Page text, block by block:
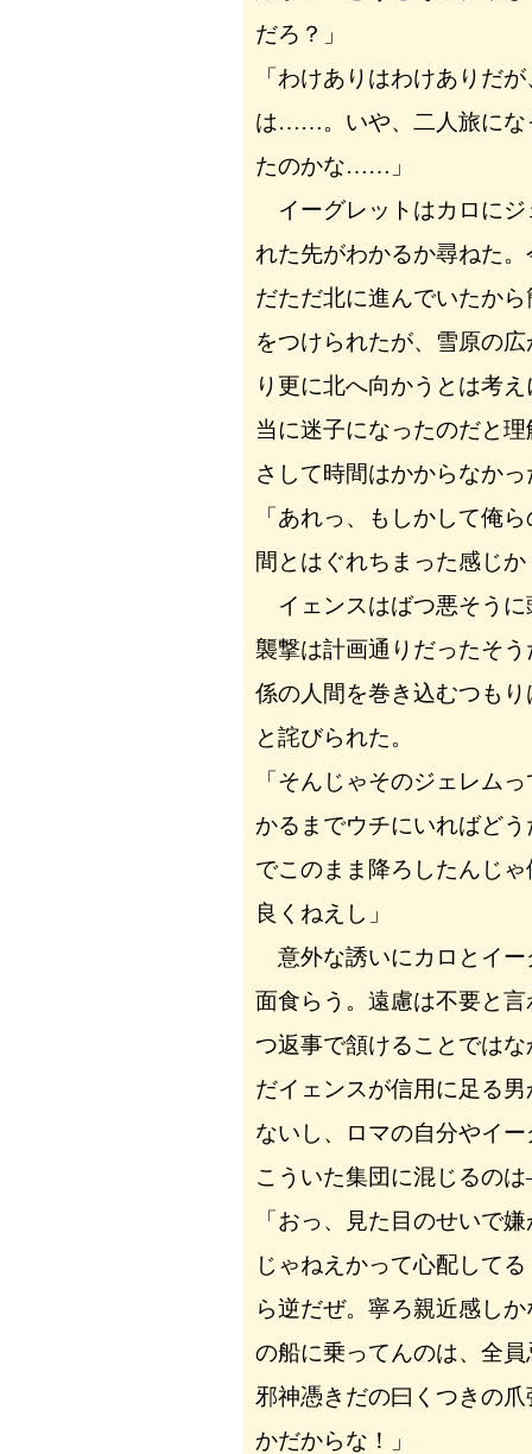
だろ？」
「わけありはわけありだ
は……。いや、二人旅にな
たのかな……」
イーグレットはカロにジ
れた先がわかるか尋ねた
だただ北に進んでいたか
をつけられたが、雪原の
り更に北へ向かうとは考
当に迷子になったのだと
さして時間はかからなかっ
「あれっ、もしかして俺
間とはぐれちまった感じか
イェンスはばつ悪そうに
襲撃は計画通りだったそ
係の人間を巻き込むつも
と詫びられた。
「そんじゃそのジェレム
かるまでウチにいればど
でこのまま降ろしたんじ
良くねえし」
意外な誘いにカロとイー
面食らう。遠慮は不要と
つ返事で頷けることでは
だイェンスが信用に足る
ないし、ロマの自分やイ
こういた集団に混じるの
「おっ、見た目のせいで
じゃねえかって心配して
ら逆だぜ。寧ろ親近感し
の船に乗ってんのは、全
邪神憑きだの曰くつきの
かだからな！」